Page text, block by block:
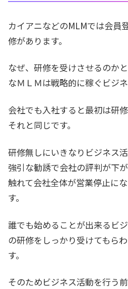
カイアニなどのMLMでは会員
修があります。
なぜ、研修を受けさせるのか
なＭＬＭは戦略的に稼ぐビジネ
会社でも入社すると最初は研
それと同じです。
研修無しにいきなりビジネス活
強引な勧誘で会社の評判が下
触れて会社全体が営業停止に
す。
誰でも始めることが出来るビ
の研修をしっかり受けてもら
す。
そのためビジネス活動を行う